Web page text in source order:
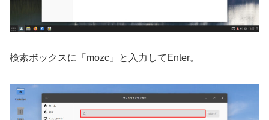
検索ボックスに「mozc」と入力してEnter。